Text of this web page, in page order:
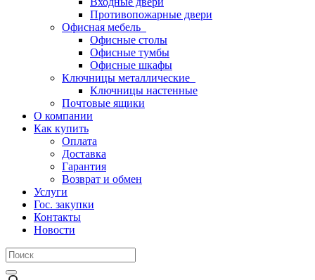
Противопожарные двери
Офисная мебель
Офисные столы
Офисные тумбы
Офисные шкафы
Ключницы металлические
Ключницы настенные
Почтовые ящики
О компании
Как купить
Оплата
Доставка
Гарантия
Возврат и обмен
Услуги
Гос. закупки
Контакты
Новости